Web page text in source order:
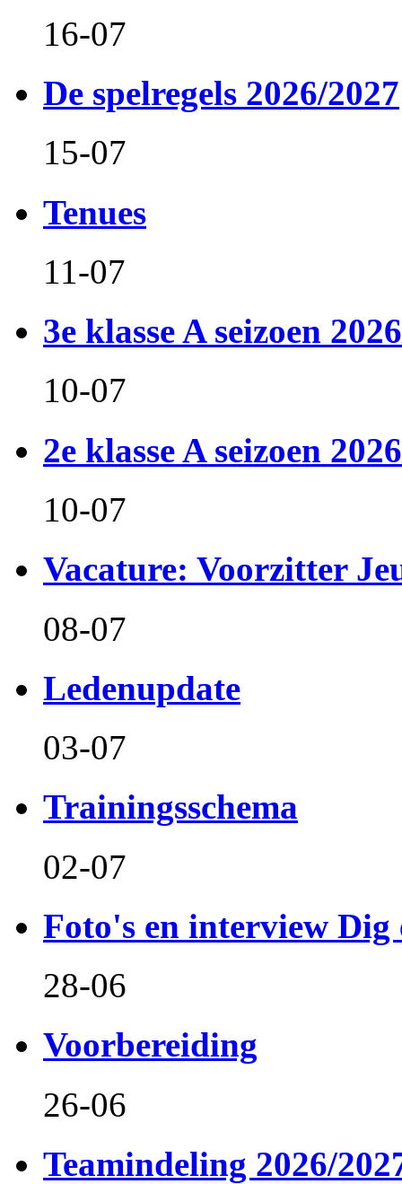
16-07
De spelregels 2026/2027
15-07
Tenues
11-07
3e klasse A seizoen
10-07
2e klasse A seizoen
10-07
Vacature: Voorzitter
08-07
Ledenupdate
03-07
Trainingsschema
02-07
Foto's en interview Dig
28-06
Voorbereiding
26-06
Teamindeling 2026/